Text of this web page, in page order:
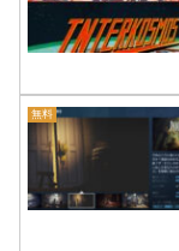
無料